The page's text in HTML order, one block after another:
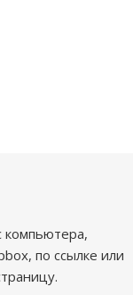
по ссылке или